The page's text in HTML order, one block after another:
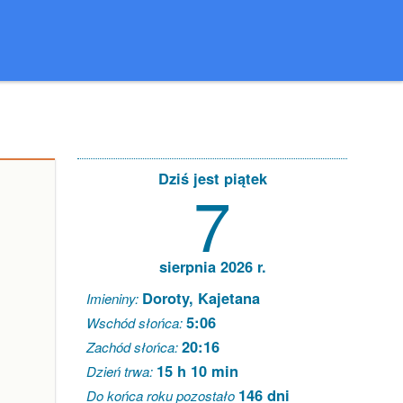
Dziś jest piątek
7
sierpnia 2026 r.
Imieniny: Doroty, Kajetana
Wschód słońca:5:06
Zachód słońca:20:16
Dzień trwa: 15 h 10 min
Do końca roku pozostało 146 dni